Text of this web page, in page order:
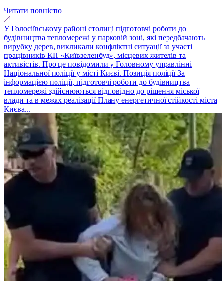
Читати повністю
У Голосіївському районі столиці підготовчі роботи до
будівництва тепломережі у парковій зоні, які передбачають
вирубку дерев, викликали конфліктні ситуації за участі
працівників КП «Київзеленбуд», місцевих жителів та
активістів. Про це повідомили у Головному управлінні
Національної поліції у місті Києві. Позиція поліції За
інформацією поліції, підготовчі роботи до будівництва
тепломережі здійснюються відповідно до рішення міської
влади та в межах реалізації Плану енергетичної стійкості міста
Києва...